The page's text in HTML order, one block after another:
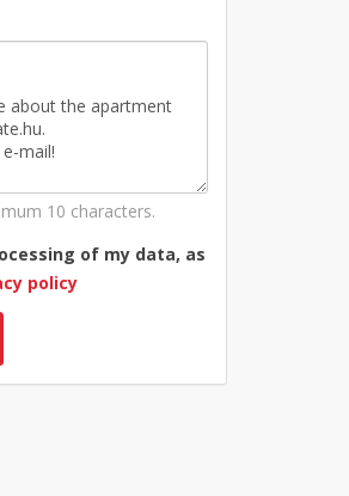
10 characters.
of my data, as
policy